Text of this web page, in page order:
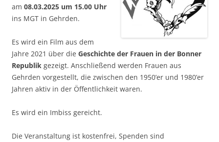
am 08.03.2025 um 15.00 Uhr
ins MGT in Gehrden.
Es wird ein Film aus dem
Jahre 2021 über die Geschichte der Frauen in der Bonner
Republik gezeigt. Anschließend werden Frauen aus
Gehrden vorgestellt, die zwischen den 1950’er und 1980’er
Jahren aktiv in der Öffentlichkeit waren.
Es wird ein Imbiss gereicht.
Die Veranstaltung ist kostenfrei, Spenden sind